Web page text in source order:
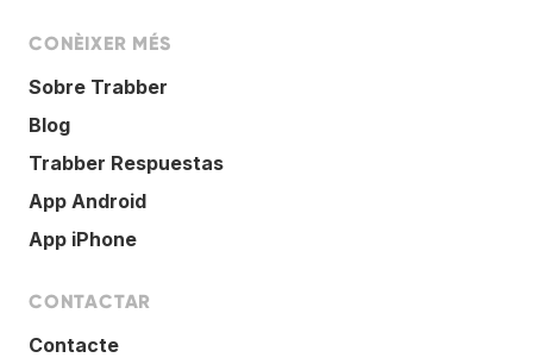
CONÈIXER MÉS
Sobre Trabber
Blog
Trabber Respuestas
App Android
App iPhone
CONTACTAR
Contacte